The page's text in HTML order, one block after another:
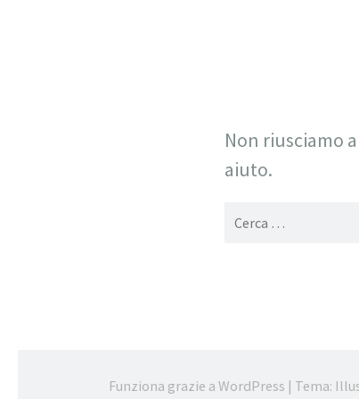
Non riusciamo
aiuto.
Ricerca
Funziona grazie a WordPress | Tema: